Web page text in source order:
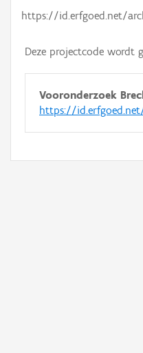
https://id.erfgoed.net/
Deze projectcode wordt
Vooronderzoek
https://